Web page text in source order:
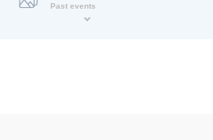
Past events